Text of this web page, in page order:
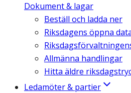
Dokument & lagar
Beställ och ladda ner
Riksdagens öppna
Allmänna handlingar
Hitta äldre
Ledamöter & partier